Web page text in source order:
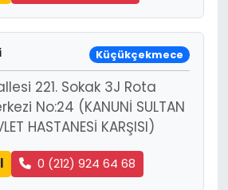
Küçükçekmece
221. Sokak 3J Rota
No:24 (KANUNİ SULTAN
HASTANESİ KARŞISI)
0 (212) 924 64 68